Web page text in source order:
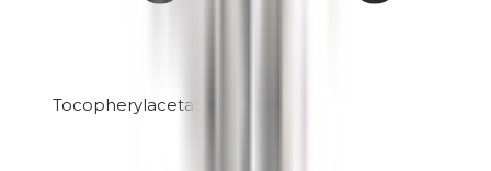
Tocopherylacetat